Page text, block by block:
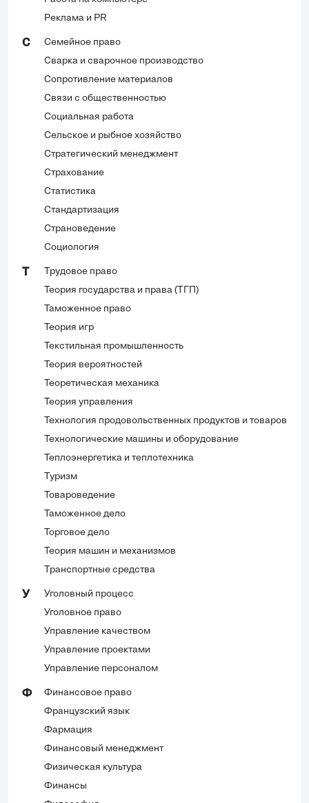
Реклама и PR
С
Семейное право
Сварка и сварочное производство
Сопротивление материалов
Связи с общественностью
Социальная работа
Сельское и рыбное хозяйство
Стратегический менеджмент
Страхование
Статистика
Стандартизация
Страноведение
Социология
Трудовое право
Теория государства и права (ТГП)
Таможенное право
Теория игр
Текстильная промышленность
Теория вероятностей
Теоретическая механика
Теория управления
Технология продовольственных продуктов и товаров
Технологические машины и оборудование
Теплоэнергетика и теплотехника
Туризм
Товароведение
Таможенное дело
Торговое дело
Теория машин и механизмов
Транспортные средства
У
Уголовный процесс
Уголовное право
Управление качеством
Управление проектами
Управление персоналом
Ф
Финансовое право
Французский язык
Фармация
Финансовый менеджмент
Физическая культура
Финансы